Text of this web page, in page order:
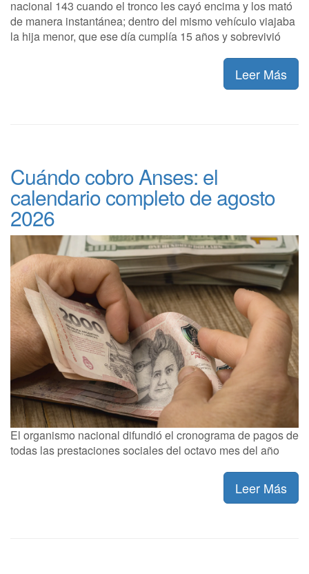
nacional 143 cuando el tronco les cayó encima y los mató
de manera instantánea; dentro del mismo vehículo viajaba
la hija menor, que ese día cumplía 15 años y sobrevivió
Leer Más
Cuándo cobro Anses: el
calendario completo de agosto
2026
El organismo nacional difundió el cronograma de pagos de
todas las prestaciones sociales del octavo mes del año
Leer Más